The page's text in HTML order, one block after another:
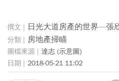
日光大道房產的世界—張
房地產掃瞄
達志 (示意圖)
2018-05-21 11:02